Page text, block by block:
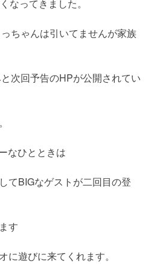
なってきました。
ちゃんは引いてませんが家族
次回予告のHPが公開されてい
なひとときは
てBIGなゲストが二回目の登
す
に遊びに来てくれます。